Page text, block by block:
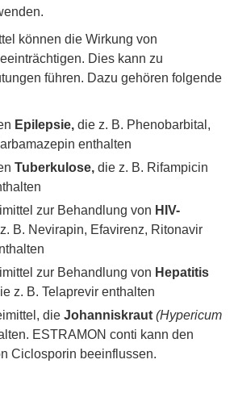
können die Wirkung von
Dies kann zu
führen. Dazu gehören folgende
Epilepsie, die z. B. Phenobarbital,
enthalten
Tuberkulose, die z. B. Rifampicin
zur Behandlung von HIV-
B. Nevirapin, Efavirenz, Ritonavir
zur Behandlung von Hepatitis
z. B. Telaprevir enthalten
die Johanniskraut (Hypericum
ESTRAMON conti kann den
Ciclosporin beeinflussen.